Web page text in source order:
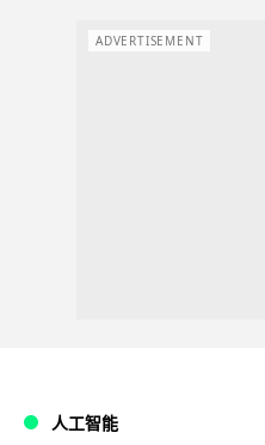
ADVERTISEMENT
人工智能